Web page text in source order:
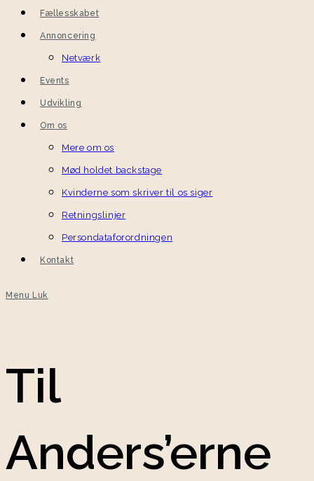
Fællesskabet
Annoncering
Netværk
Events
Udvikling
Om os
Mere om os
Mød holdet backstage
Kvinderne som skriver til os siger
Retningslinjer
Persondataforordningen
Kontakt
Menu Luk
Til
Anders’erne